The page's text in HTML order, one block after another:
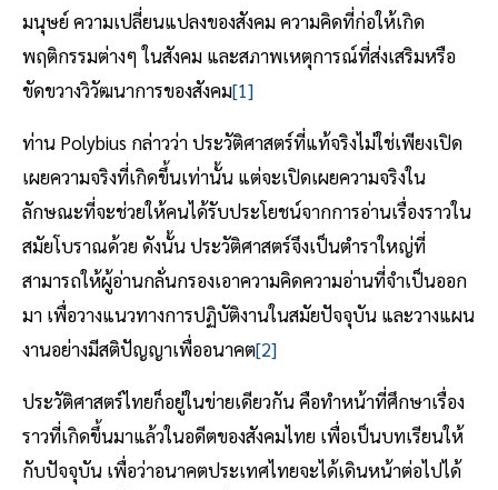
มนุษย์ ความเปลี่ยนแปลงของสังคม ความคิดที่ก่อให้เกิด
พฤติกรรมต่างๆ ในสังคม และสภาพเหตุการณ์ที่ส่งเสริมหรือ
ขัดขวางวิวัฒนาการของสังคม[1]
ท่าน Polybius กล่าวว่า ประวัติศาสตร์ที่แท้จริงไม่ใช่เพียงเปิด
เผยความจริงที่เกิดขึ้นเท่านั้น แต่จะเปิดเผยความจริงใน
ลักษณะที่จะช่วยให้คนได้รับประโยชน์จากการอ่านเรื่องราวใน
สมัยโบราณด้วย ดังนั้น ประวัติศาสตร์จึงเป็นตำราใหญ่ที่
สามารถให้ผู้อ่านกลั่นกรองเอาความคิดความอ่านที่จำเป็นออก
มา เพื่อวางแนวทางการปฏิบัติงานในสมัยปัจจุบัน และวางแผน
งานอย่างมีสติปัญญาเพื่ออนาคต[2]
ประวัติศาสตร์ไทยก็อยู่ในข่ายเดียวกัน คือทำหน้าที่ศึกษาเรื่อง
ราวที่เกิดขึ้นมาแล้วในอดีตของสังคมไทย เพื่อเป็นบทเรียนให้
กับปัจจุบัน เพื่อว่าอนาคตประเทศไทยจะได้เดินหน้าต่อไปได้